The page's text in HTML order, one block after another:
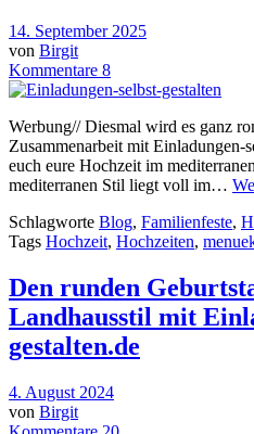
14. September 2025
von Birgit
Kommentare 8
Werbung// Diesmal wird es ganz
Zusammenarbeit mit Einladungen-
euch eure Hochzeit im
mediterranen Stil liegt voll im…
Schlagworte Blog, Familienfeste,
Tags Hochzeit, Hochzeiten,
Den runden
Landhausstil mit
gestalten.de
4. August 2024
von Birgit